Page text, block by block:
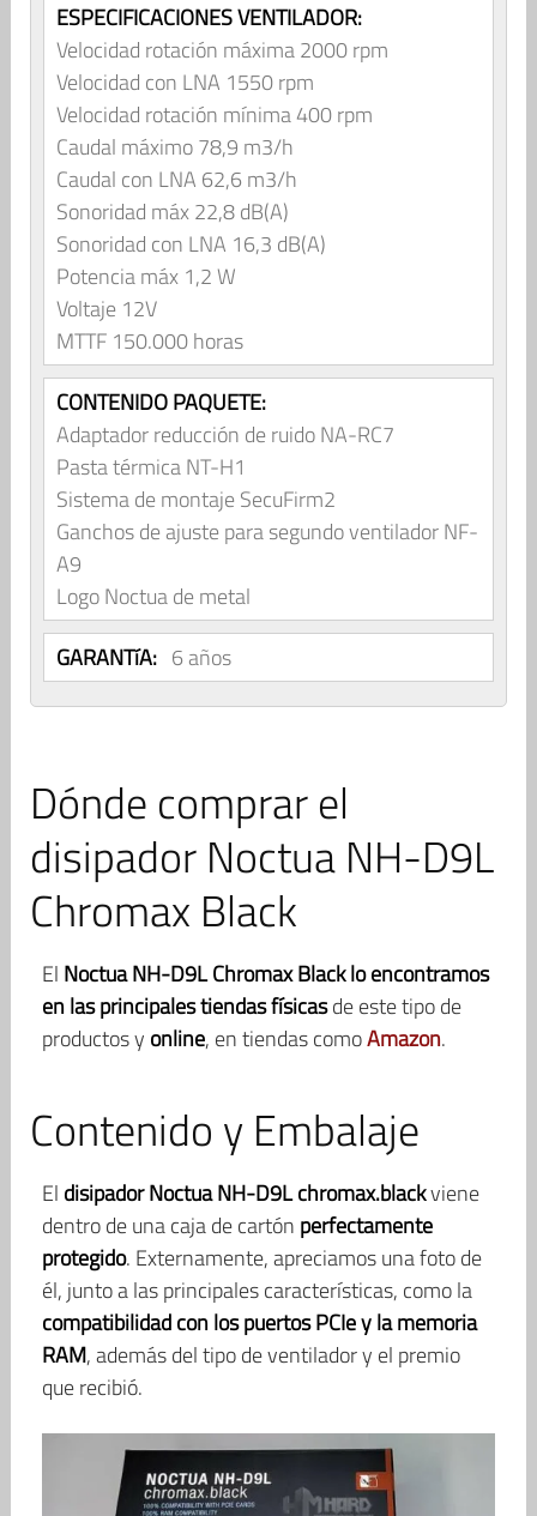
ESPECIFICACIONES VENTILADOR:
Velocidad rotación máxima 2000 rpm
Velocidad con LNA 1550 rpm
Velocidad rotación mínima 400 rpm
Caudal máximo 78,9 m3/h
Caudal con LNA 62,6 m3/h
Sonoridad máx 22,8 dB(A)
Sonoridad con LNA 16,3 dB(A)
Potencia máx 1,2 W
Voltaje 12V
MTTF 150.000 horas
CONTENIDO PAQUETE:
Adaptador reducción de ruido NA-RC7
Pasta térmica NT-H1
Sistema de montaje SecuFirm2
Ganchos de ajuste para segundo ventilador NF-
A9
Logo Noctua de metal
GARANTíA: 6 años
Dónde comprar el
disipador Noctua NH-D9L
Chromax Black
El Noctua NH-D9L Chromax Blacklo encontramos
en las principales tiendas físicasde este tipo de
productos y online, en tiendas comoAmazon.
Contenido y Embalaje
El disipador Noctua NH-D9L chromax.blackviene
dentro de una caja de cartón perfectamente
protegido. Externamente, apreciamos una foto de
él, junto a las principales características, como la
compatibilidad con los puertos PCIe y la memoria
RAM, además del tipo de ventilador y el premio
que recibió.